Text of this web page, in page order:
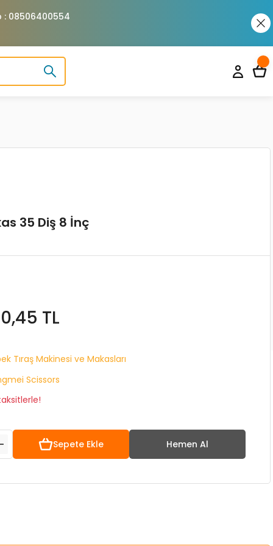
: 08506400554
35 Diş 8 İnç
TL
Tıraş Makinesi ve Makasları
Scissors
Sepete Ekle Hemen Al